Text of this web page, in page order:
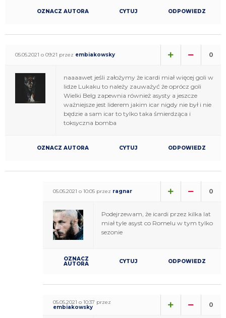
OZNACZ AUTORA CYTUJ ODPOWIEDZ
05.05.2021 o 09:21 przez embiakowsky 0
naaaawet jeśli założymy że icardi miał więcej goli w
lidze Lukaku to należy zauważyć że oprócz goli
Wielki Belg zapewnia również asysty a jeszcze
ważniejsze jest liderem jakim icar nigdy nie był i nie
będzie a sam icar to tylko taka śmierdząca i
toksyczna bomba
OZNACZ AUTORA CYTUJ ODPOWIEDZ
05.05.2021 o 10:05 przez ragnar 0
Podejrzewam, że icardi przez kilka lat
miał tyle asyst co Romelu w tym tylko
sezonie
OZNACZ
AUTORA CYTUJ ODPOWIEDZ
05.05.2021 o 10:37 przez
embiakowsky 0